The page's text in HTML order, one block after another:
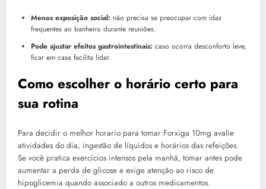
Menos exposição social: não precisa se preocupar com idas
frequentes ao banheiro durante reuniões.
Pode ajustar efeitos gastrointestinais: caso ocorra desconforto leve,
ficar em casa facilita lidar.
Como escolher o horário certo para
sua rotina
Para decidir o melhor horario para tomar Forxiga 10mg avalie
atividades do dia, ingestão de líquidos e horários das refeições.
Se você pratica exercícios intensos pela manhã, tomar antes pode
aumentar a perda de glicose e exige atenção ao risco de
hipoglicemia quando associado a outros medicamentos.